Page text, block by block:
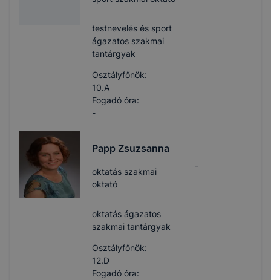
testnevelés és sport
ágazatos szakmai
tantárgyak
Osztályfőnök:
10.A
Fogadó óra:
-
Papp Zsuzsanna
oktatás szakmai
oktató
oktatás ágazatos
szakmai tantárgyak
-
Osztályfőnök:
12.D
Fogadó óra: